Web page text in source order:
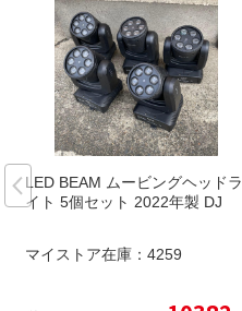
LED BEAM ムービングヘッドラ
イト 5個セット 2022年製 DJ
マイストア在庫： 4259